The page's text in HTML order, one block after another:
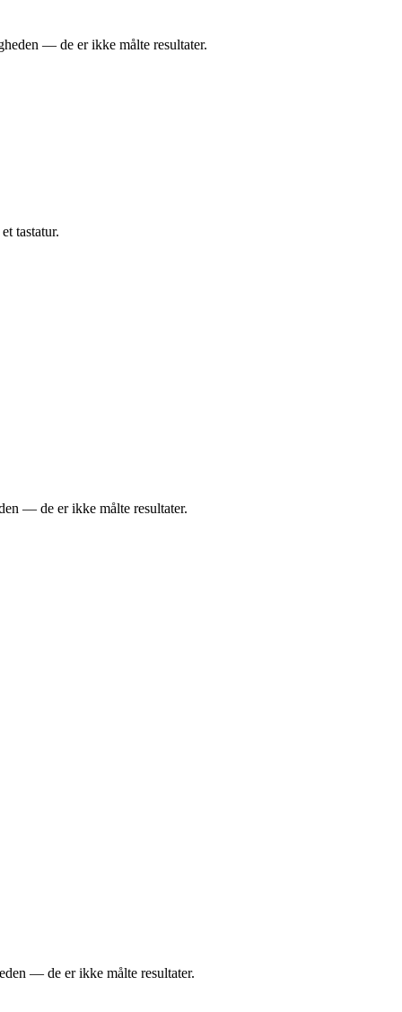
— de er ikke målte resultater.
tastatur.
— de er ikke målte resultater.
— de er ikke målte resultater.